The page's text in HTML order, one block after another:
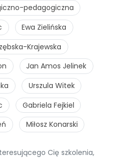
pedagogiczna
Ewa Zielińska
Krajewska
Jan Amos Jelinek
Urszula Witek
Gabriela Fejkiel
Miłosz Konarski
Cię szkolenia,